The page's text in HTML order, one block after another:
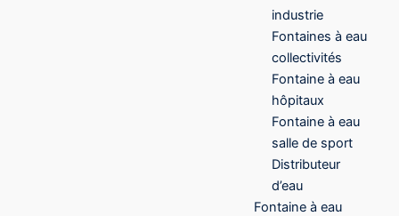
industrie
Fontaines à eau
collectivités
Fontaine à eau
hôpitaux
Fontaine à eau
salle de sport
Distributeur
d’eau
Fontaine à eau